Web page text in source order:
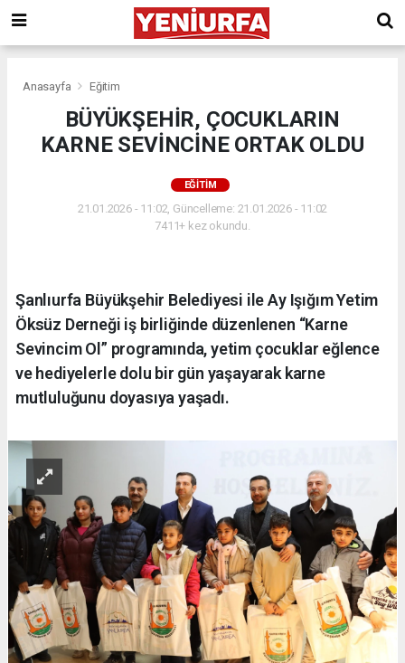
Anasayfa Eğitim
BÜYÜKŞEHİR, ÇOCUKLARIN
KARNE SEVİNCİNE ORTAK OLDU
EĞITIM
21.01.2026 - 11:02, Güncelleme: 21.01.2026 - 11:02
7411+ kez okundu.
Şanlıurfa Büyükşehir Belediyesi ile Ay Işığım Yetim
Öksüz Derneği iş birliğinde düzenlenen “Karne
Sevincim Ol” programında, yetim çocuklar eğlence
ve hediyelerle dolu bir gün yaşayarak karne
mutluluğunu doyasıya yaşadı.